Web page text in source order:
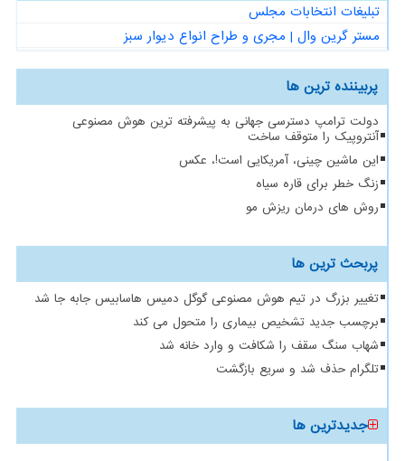
تبلیغات انتخابات مجلس
مستر گرین وال | مجری و طراح انواع دیوار سبز
پربیننده ترین ها
دولت ترامپ دسترسی جهانی به پیشرفته ترین هوش مصنوعی
آنتروپیک را متوقف ساخت
این ماشین چینی، آمریکایی است!، عکس
زنگ خطر برای قاره سیاه
روش های درمان ریزش مو
پربحث ترین ها
تغییر بزرگ در تیم هوش مصنوعی گوگل دمیس هاسابیس جابه جا شد
برچسب جدید تشخیص بیماری را متحول می کند
شهاب سنگ سقف را شکافت و وارد خانه شد
تلگرام حذف شد و سریع بازگشت
جدیدترین ها